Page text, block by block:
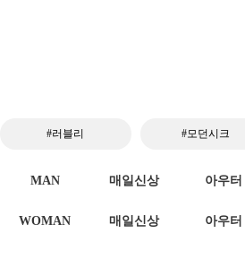
#러블리 #모던시크
MAN 매일신상 아우터
WOMAN 매일신상 아우터